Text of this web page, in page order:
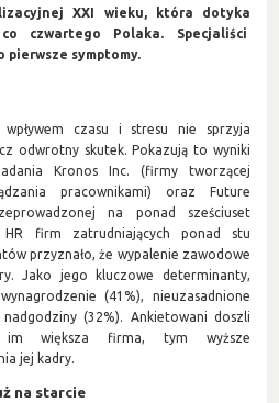
XXI wieku, która dotyka
czwartego Polaka. Specjaliści
pierwsze symptomy.
czasu i stresu nie sprzyja
odwrotny skutek. Pokazują to wyniki
Kronos Inc. (firmy tworzącej
pracownikami) oraz Future
na ponad sześciuset
firm zatrudniających ponad stu
przyznało, że wypalenie zawodowe
Jako jego kluczowe determinanty,
(41%), nieuzasadnione
(32%). Ankietowani doszli
większa firma, tym wyższe
jej kadry.
na starcie